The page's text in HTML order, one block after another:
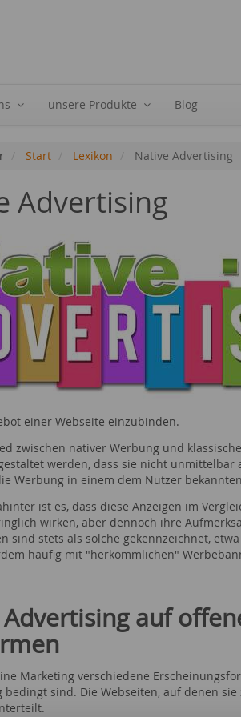
unsere Produkte Blog
Start Lexikon Native Advertising
Advertising
einer Webseite einzubinden.
zwischen nativer Werbung und
werden, dass sie nicht unmittelbar
Werbung in einem dem Nutzer
ist es, dass diese Anzeigen im
wirken, aber dennoch ihre
sind stets als solche gekennzeichnet,
häufig mit "herkömmlichen"
auf
Marketing verschiedene
bedingt sind. Die Webseiten, auf denen